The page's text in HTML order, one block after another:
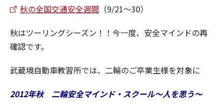
秋の全国交通安全週間 （9/21～30）
秋はツーリングシーズン！！今一度、安全マインドの再
確認です。
武蔵境自動車教習所では、二輪のご卒業生様を対象に
2012年秋 二輪安全マインド・スクール～人を思う～